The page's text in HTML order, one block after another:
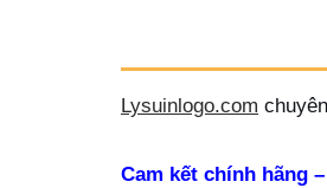
Lysuinlogo.com
Cam kết chính hãng